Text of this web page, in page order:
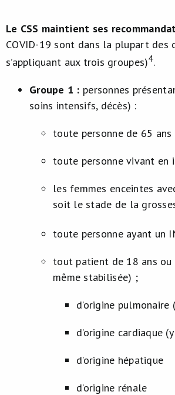
Le CSS maintient ses
COVID-19 sont dans la plupart des
s’appliquant aux trois groupes)4.
Groupe 1 : personnes
soins intensifs, décès) :
toute personne de 65
toute personne vivant en
les femmes enceintes
soit le stade de la
toute personne ayant un
tout patient de 18 ans ou
même stabilisée) ;
d’origine pulmonaire
d’origine cardiaque
d’origine hépatique
d’origine rénale